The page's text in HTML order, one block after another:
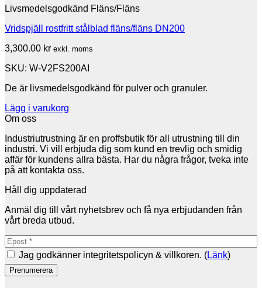
Livsmedelsgodkänd Fläns/Fläns
Vridspjäll rostfritt stålblad fläns/fläns DN200
3,300.00 kr exkl. moms
SKU: W-V2FS200AI
De är livsmedelsgodkänd för pulver och granuler.
Lägg i varukorg
Om oss
Industriutrustning är en proffsbutik för all utrustning till din
industri. Vi vill erbjuda dig som kund en trevlig och smidig
affär för kundens allra bästa. Har du några frågor, tveka inte
på att kontakta oss.
Håll dig uppdaterad
Anmäl dig till vårt nyhetsbrev och få nya erbjudanden från
vårt breda utbud.
Jag godkänner integritetspolicyn & villkoren. (Länk)